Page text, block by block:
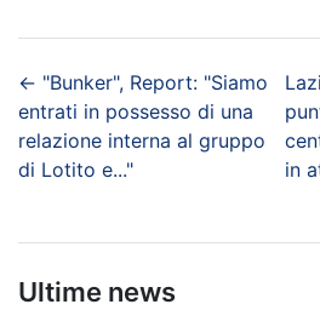
← "Bunker", Report: "Siamo
entrati in possesso di una
relazione interna al gruppo
di Lotito e..."
in
Ultime news